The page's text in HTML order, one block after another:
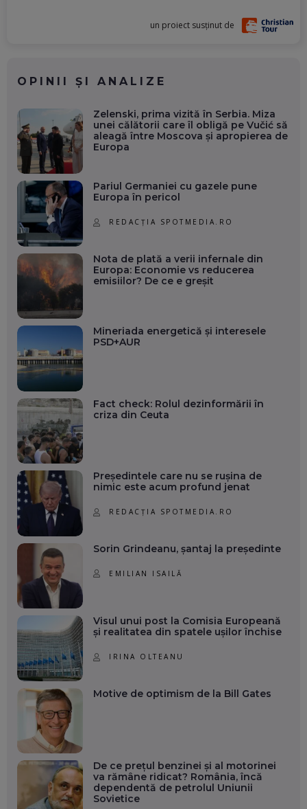
un proiect susținut de
OPINII ȘI ANALIZE
Zelenski, prima vizită în Serbia. Miza
unei călătorii care îl obligă pe Vučić să
aleagă între Moscova și apropierea de
Europa
Pariul Germaniei cu gazele pune
Europa în pericol
REDACȚIA SPOTMEDIA.RO
Nota de plată a verii infernale din
Europa: Economie vs reducerea
emisiilor? De ce e greșit
Mineriada energetică și interesele
PSD+AUR
Fact check: Rolul dezinformării în
criza din Ceuta
Președintele care nu se rușina de
nimic este acum profund jenat
REDACȚIA SPOTMEDIA.RO
Sorin Grindeanu, șantaj la președinte
EMILIAN ISAILĂ
Visul unui post la Comisia Europeană
și realitatea din spatele ușilor închise
IRINA OLTEANU
Motive de optimism de la Bill Gates
De ce prețul benzinei și al motorinei
va rămâne ridicat? România, încă
dependentă de petrolul Uniunii
Sovietice